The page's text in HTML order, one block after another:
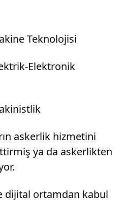
Teknolojisi
Elektronik
askerlik hizmetini
ya da askerlikten
dijital ortamdan kabul